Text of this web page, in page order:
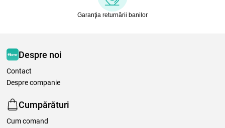
Garanţia returnării banilor
Despre noi
Contact
Despre companie
Cumpărături
Cum comand